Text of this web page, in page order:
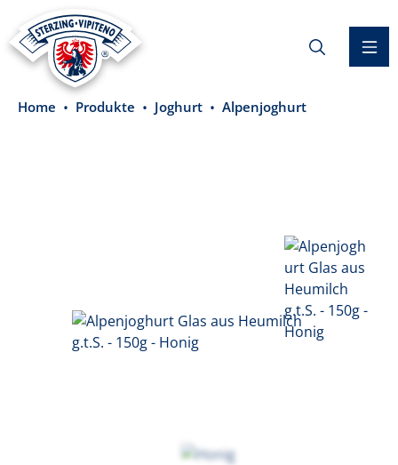
springen
Home Produkte Joghurt Alpenjoghurt